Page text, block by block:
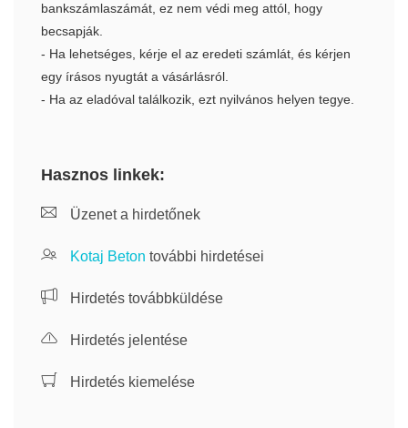
bankszámlaszámát, ez nem védi meg attól, hogy
becsapják.
- Ha lehetséges, kérje el az eredeti számlát, és kérjen
egy írásos nyugtát a vásárlásról.
- Ha az eladóval találkozik, ezt nyilvános helyen tegye.
Hasznos linkek:
Üzenet a hirdetőnek
Kotaj Beton további hirdetései
Hirdetés továbbküldése
Hirdetés jelentése
Hirdetés kiemelése